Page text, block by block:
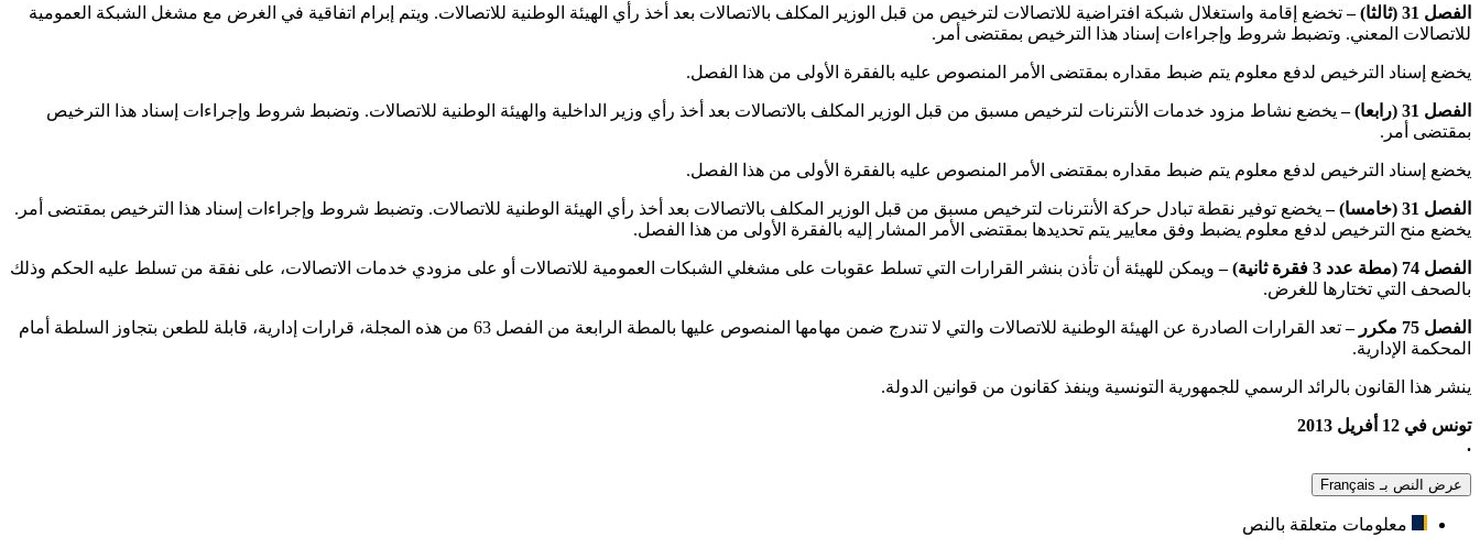
الفصل 31 (ثالثا) –
تخضع إقامة واستغلال شبكة افتراضية للاتصالات لترخيص من قبل الوزير المكلف بالاتصالات بعد أخذ رأي الهيئة الوطنية للاتصالات. ويتم إبرام اتفاقية في الغرض مع مشغل الشبكة العمومية
للاتصالات المعني. وتضبط شروط وإجراءات إسناد هذا الترخيص بمقتضى أمر.
يخضع إسناد الترخيص لدفع معلوم يتم ضبط مقداره بمقتضى الأمر المنصوص عليه بالفقرة الأولى من هذا الفصل.
الفصل 31 (رابعا) –
يخضع نشاط مزود خدمات الأنترنات لترخيص مسبق من قبل الوزير المكلف بالاتصالات بعد أخذ رأي وزير الداخلية والهيئة الوطنية للاتصالات. وتضبط شروط وإجراءات إسناد هذا الترخيص
بمقتضى أمر.
يخضع إسناد الترخيص لدفع معلوم يتم ضبط مقداره بمقتضى الأمر المنصوص عليه بالفقرة الأولى من هذا الفصل.
الفصل 31 (خامسا) –
يخضع توفير نقطة تبادل حركة الأنترنات لترخيص مسبق من قبل الوزير المكلف بالاتصالات بعد أخذ رأي الهيئة الوطنية للاتصالات. وتضبط شروط وإجراءات إسناد هذا الترخيص بمقتضى أمر.
يخضع منح الترخيص لدفع معلوم يضبط وفق معايير يتم تحديدها بمقتضى الأمر المشار إليه بالفقرة الأولى من هذا الفصل.
الفصل 74 (مطة عدد 3 فقرة ثانية) –
ويمكن للهيئة أن تأذن بنشر القرارات التي تسلط عقوبات على مشغلي الشبكات العمومية للاتصالات أو على مزودي خدمات الاتصالات، على نفقة من تسلط عليه الحكم وذلك
بالصحف التي تختارها للغرض.
الفصل 75 مكرر –
تعد القرارات الصادرة عن الهيئة الوطنية للاتصالات والتي لا تندرج ضمن مهامها المنصوص عليها بالمطة الرابعة من الفصل 63 من هذه المجلة، قرارات إدارية، قابلة للطعن بتجاوز السلطة أمام
المحكمة الإدارية.
ينشر هذا القانون بالرائد الرسمي للجمهورية التونسية وينفذ كقانون من قوانين الدولة.
تونس في 12 أفريل 2013
.
عرض النص بـ Français
معلومات متعلقة بالنص